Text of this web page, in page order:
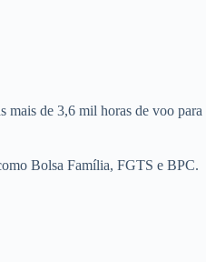
mais de 3,6 mil horas de voo para
Bolsa Família, FGTS e BPC.